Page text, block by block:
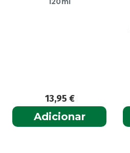
13,95€
Adicionar